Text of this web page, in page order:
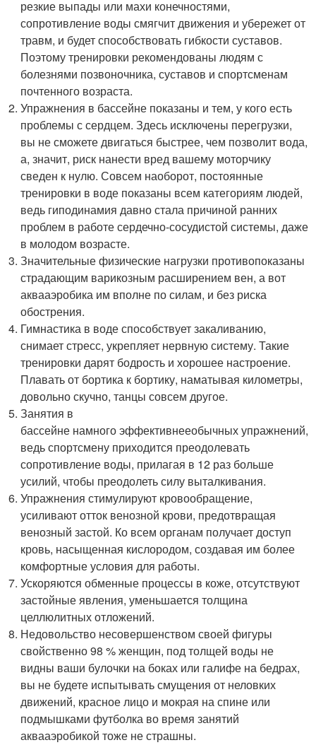
резкие выпады или махи конечностями,
сопротивление воды смягчит движения и убережет от
травм, и будет способствовать гибкости суставов.
Поэтому тренировки рекомендованы людям с
болезнями позвоночника, суставов и спортсменам
почтенного возраста.
Упражнения в бассейне показаны и тем, у кого есть
проблемы с сердцем. Здесь исключены перегрузки,
вы не сможете двигаться быстрее, чем позволит вода,
а, значит, риск нанести вред вашему моторчику
сведен к нулю. Совсем наоборот, постоянные
тренировки в воде показаны всем категориям людей,
ведь гиподинамия давно стала причиной ранних
проблем в работе сердечно-сосудистой системы, даже
в молодом возрасте.
Значительные физические нагрузки противопоказаны
страдающим варикозным расширением вен, а вот
аквааэробика им вполне по силам, и без риска
обострения.
Гимнастика в воде способствует закаливанию,
снимает стресс, укрепляет нервную систему. Такие
тренировки дарят бодрость и хорошее настроение.
Плавать от бортика к бортику, наматывая километры,
довольно скучно, танцы совсем другое.
Занятия в
бассейне намного эффективнееобычных упражнений,
ведь спортсмену приходится преодолевать
сопротивление воды, прилагая в 12 раз больше
усилий, чтобы преодолеть силу выталкивания.
Упражнения стимулируют кровообращение,
усиливают отток венозной крови, предотвращая
венозный застой. Ко всем органам получает доступ
кровь, насыщенная кислородом, создавая им более
комфортные условия для работы.
Ускоряются обменные процессы в коже, отсутствуют
застойные явления, уменьшается толщина
целлюлитных отложений.
Недовольство несовершенством своей фигуры
свойственно 98 % женщин, под толщей воды не
видны ваши булочки на боках или галифе на бедрах,
вы не будете испытывать смущения от неловких
движений, красное лицо и мокрая на спине или
подмышками футболка во время занятий
аквааэробикой тоже не страшны.